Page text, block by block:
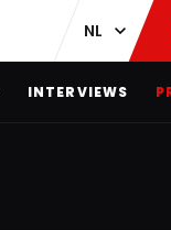
INTERVIEWS